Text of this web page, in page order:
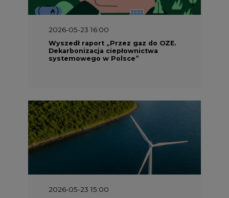
2026-05-23 16:00
Wyszedł raport „Przez gaz do OZE.
Dekarbonizacja ciepłownictwa
systemowego w Polsce”
2026-05-23 15:00